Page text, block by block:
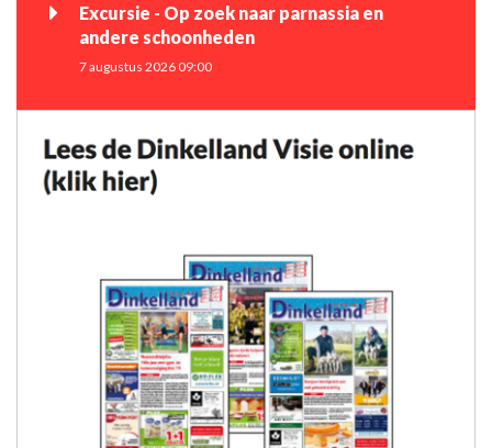
Excursie - Op zoek naar parnassia en
andere schoonheden
7 augustus 2026 09:00